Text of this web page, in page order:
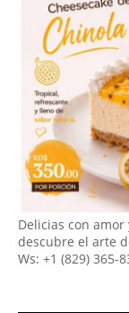
Delicias con amor
descubre el arte
Ws: +1 (829) 365-